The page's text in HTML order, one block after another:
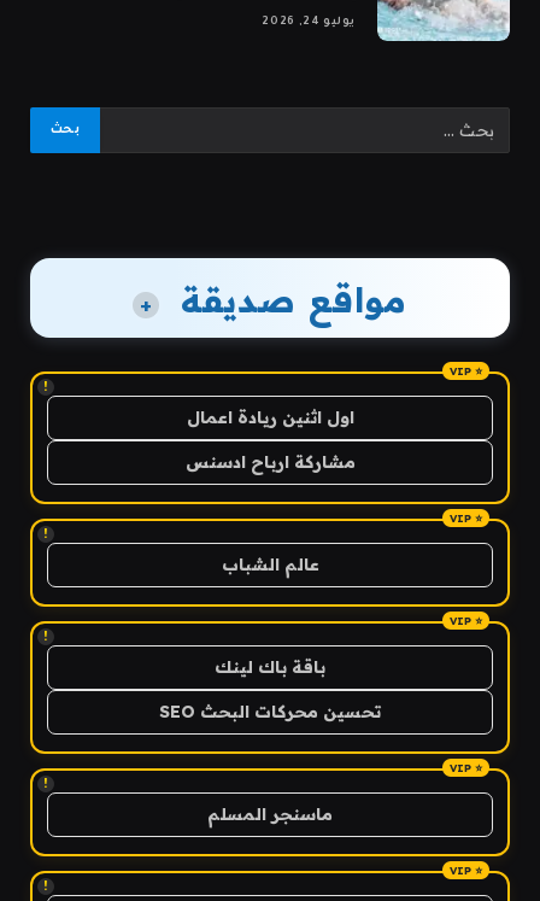
يوليو 24, 2026
مواقع صديقة +
!
اول اثنين ريادة اعمال
مشاركة ارباح ادسنس
!
عالم الشباب
!
باقة باك لينك
تحسين محركات البحث SEO
!
ماسنجر المسلم
!